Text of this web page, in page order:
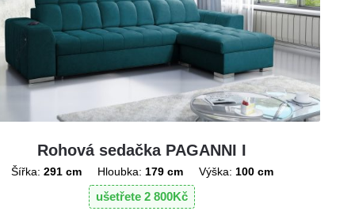
Rohová sedačka PAGANNI I
Šířka: 291 cm Hloubka: 179 cm Výška: 100 cm
ušetřete2 800Kč